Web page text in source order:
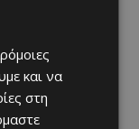
και να
στη